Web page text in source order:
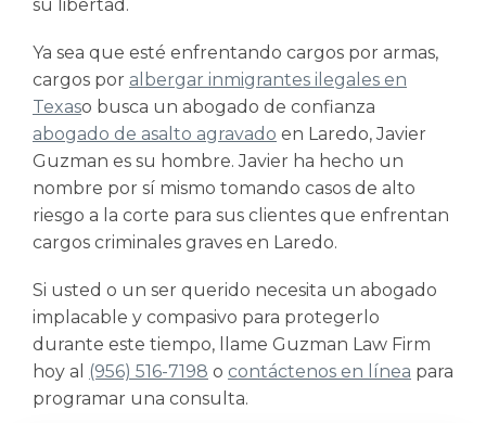
su libertad.
Ya sea que esté enfrentando cargos por armas,
cargos por albergar inmigrantes ilegales en
Texaso busca un abogado de confianza
abogado de asalto agravado en Laredo, Javier
Guzman es su hombre. Javier ha hecho un
nombre por sí mismo tomando casos de alto
riesgo a la corte para sus clientes que enfrentan
cargos criminales graves en Laredo.
Si usted o un ser querido necesita un abogado
implacable y compasivo para protegerlo
durante este tiempo, llame Guzman Law Firm
hoy al
(956) 516-7198 o contáctenos en línea para
programar una consulta.